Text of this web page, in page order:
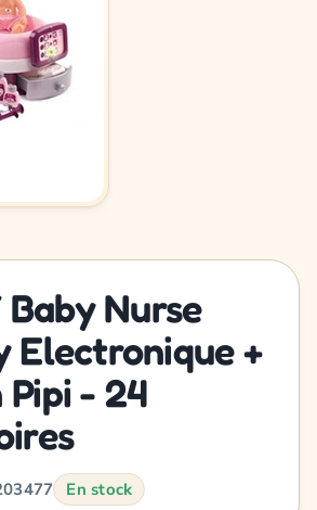
Baby Nurse
Electronique +
Pipi - 24
En stock